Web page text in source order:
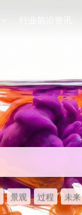
行业前沿资讯
景观 过程 未来